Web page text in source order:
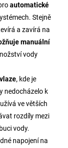
automatické
Stejně
a zavírá na
manuální
vody
, kde je
nedocházelo k
ve větších
rozdíly mezi
vody.
napojení na